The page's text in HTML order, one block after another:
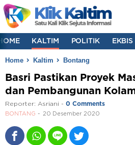
KALTIM POLITIK EKBIS
Home Kaltim Bontang
Basri Pastikan Proyek
dan Pembangunan
Reporter: Asriani - 0 Comments
BONTANG 20 Desember 2020